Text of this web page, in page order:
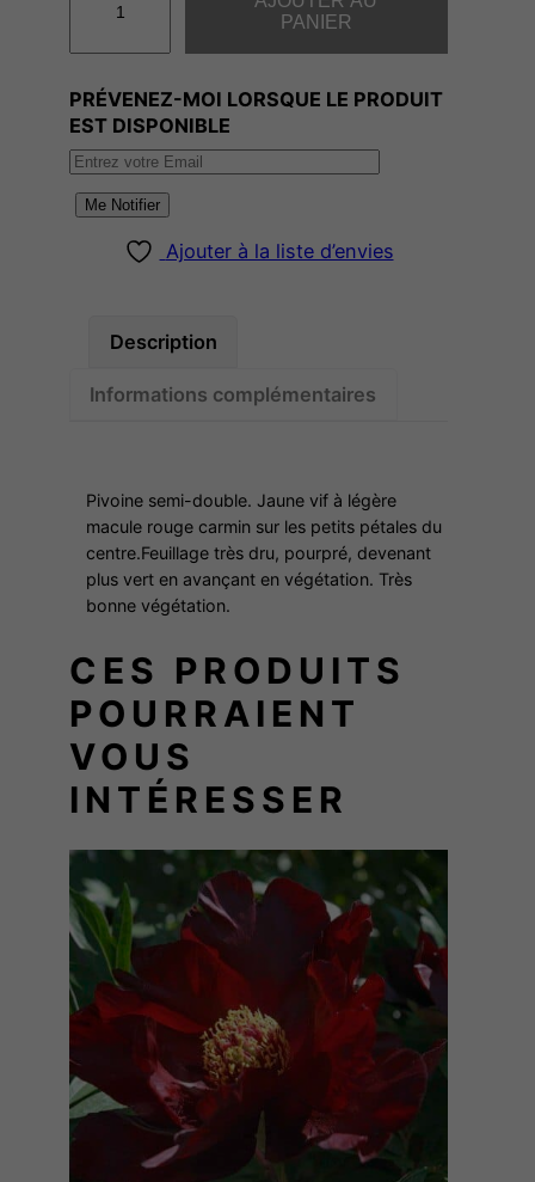
t
i
t
é
PANIER
PRÉVENEZ-MOI LORSQUE LE PRODUIT
EST DISPONIBLE
Me Notifier
Ajouter à la liste d’envies
Description
Informations complémentaires
Pivoine semi-double. Jaune vif à légère
macule rouge carmin sur les petits pétales du
centre.Feuillage très dru, pourpré, devenant
plus vert en avançant en végétation. Très
bonne végétation.
CES PRODUITS
POURRAIENT
VOUS
INTÉRESSER